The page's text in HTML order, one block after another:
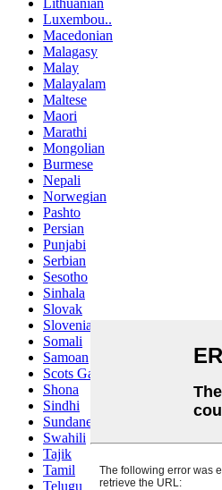
Lithuanian
Luxembou..
Macedonian
Malagasy
Malay
Malayalam
Maltese
Maori
Marathi
Mongolian
Burmese
Nepali
Norwegian
Pashto
Persian
Punjabi
Serbian
Sesotho
Sinhala
Slovak
Slovenian
Somali
Samoan
Scots Gaelic
Shona
Sindhi
Sundanese
Swahili
Tajik
Tamil
Telugu